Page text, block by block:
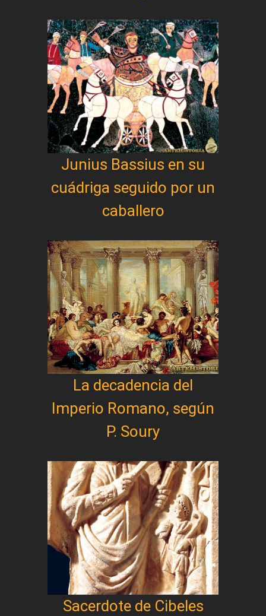
Junius Bassius en su
cuádriga seguido por un
caballero
La decadencia del
Imperio Romano, según
P. Soury
Sacerdote de Cibeles